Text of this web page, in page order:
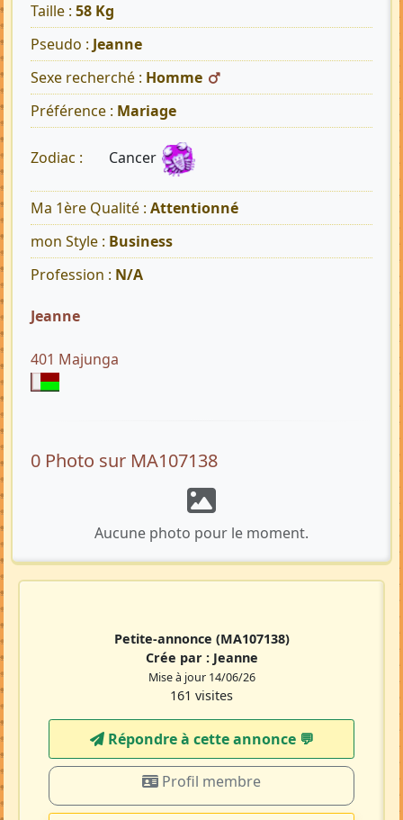
Taille : 58 Kg
Pseudo : Jeanne
Sexe recherché : Homme
Préférence : Mariage
Zodiac : Cancer
Ma 1ère Qualité : Attentionné
mon Style : Business
Profession : N/A
Jeanne
401 Majunga
0 Photo sur MA107138
Aucune photo pour le moment.
Petite-annonce (MA107138)
Crée par : Jeanne
Mise à jour 14/06/26
161 visites
Répondre à cette annonce 💬​
Profil membre